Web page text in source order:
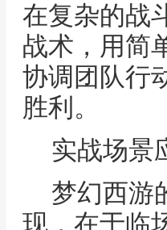
在复杂的战
战术，用简
协调团队行
胜利。
实战场景
梦幻西游
现，在于临